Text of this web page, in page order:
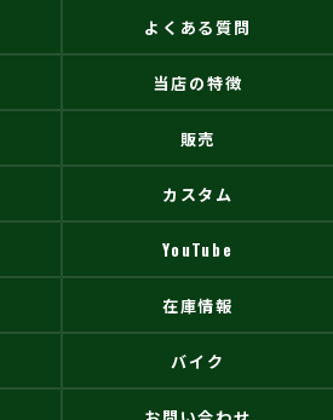
よくある質問
当店の特徴
販売
カスタム
YouTube
在庫情報
バイク